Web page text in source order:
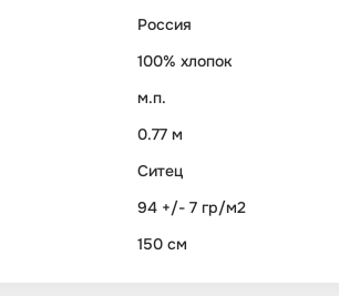
Россия
100% хлопок
м.п.
0.77 м
Ситец
94 +/- 7 гр/м2
150 см